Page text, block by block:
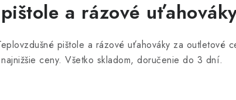
a rázové
pištole a rázové uťahováky za outletové
ceny. Všetko skladom, doručenie do 3 dní.